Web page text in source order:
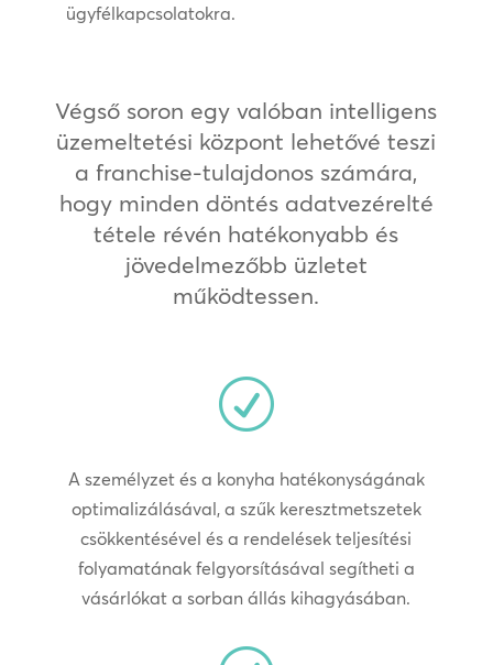
ügyfélkapcsolatokra.
Végső soron egy valóban intelligens
üzemeltetési központ lehetővé teszi
a franchise-tulajdonos számára,
hogy minden döntés adatvezérelté
tétele révén hatékonyabb és
jövedelmezőbb üzletet
működtessen.
R
A személyzet és a konyha hatékonyságának
optimalizálásával, a szűk keresztmetszetek
csökkentésével és a rendelések teljesítési
folyamatának felgyorsításával segítheti a
vásárlókat a sorban állás kihagyásában.